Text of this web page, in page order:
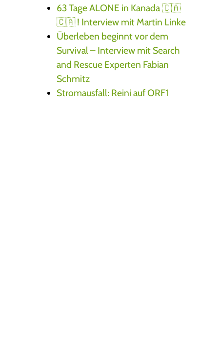
63 Tage ALONE in Kanada 🇨🇦
🇨🇦 ! Interview mit Martin Linke
Überleben beginnt vor dem
Survival – Interview mit Search
and Rescue Experten Fabian
Schmitz
Stromausfall: Reini auf ORF1